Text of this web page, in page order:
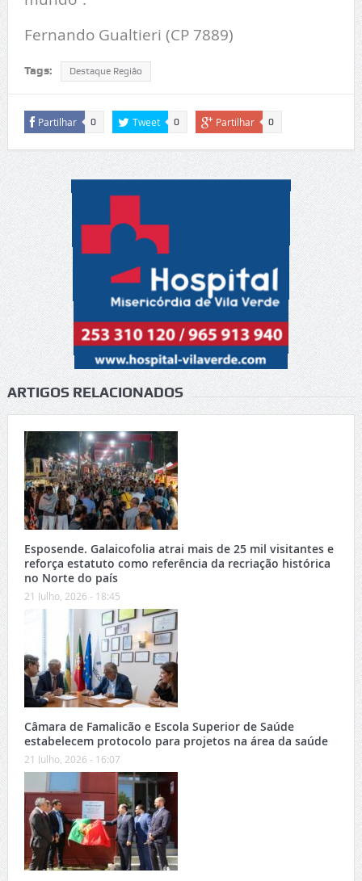
Fernando Gualtieri (CP 7889)
Tags: Destaque Região
Partilhar 0 Tweet 0 Partilhar 0
ARTIGOS RELACIONADOS
Esposende. Galaicofolia atrai mais de 25 mil visitantes e
reforça estatuto como referência da recriação histórica
no Norte do país
21 Julho, 2026 - 18:45
Câmara de Famalicão e Escola Superior de Saúde
estabelecem protocolo para projetos na área da saúde
21 Julho, 2026 - 16:07